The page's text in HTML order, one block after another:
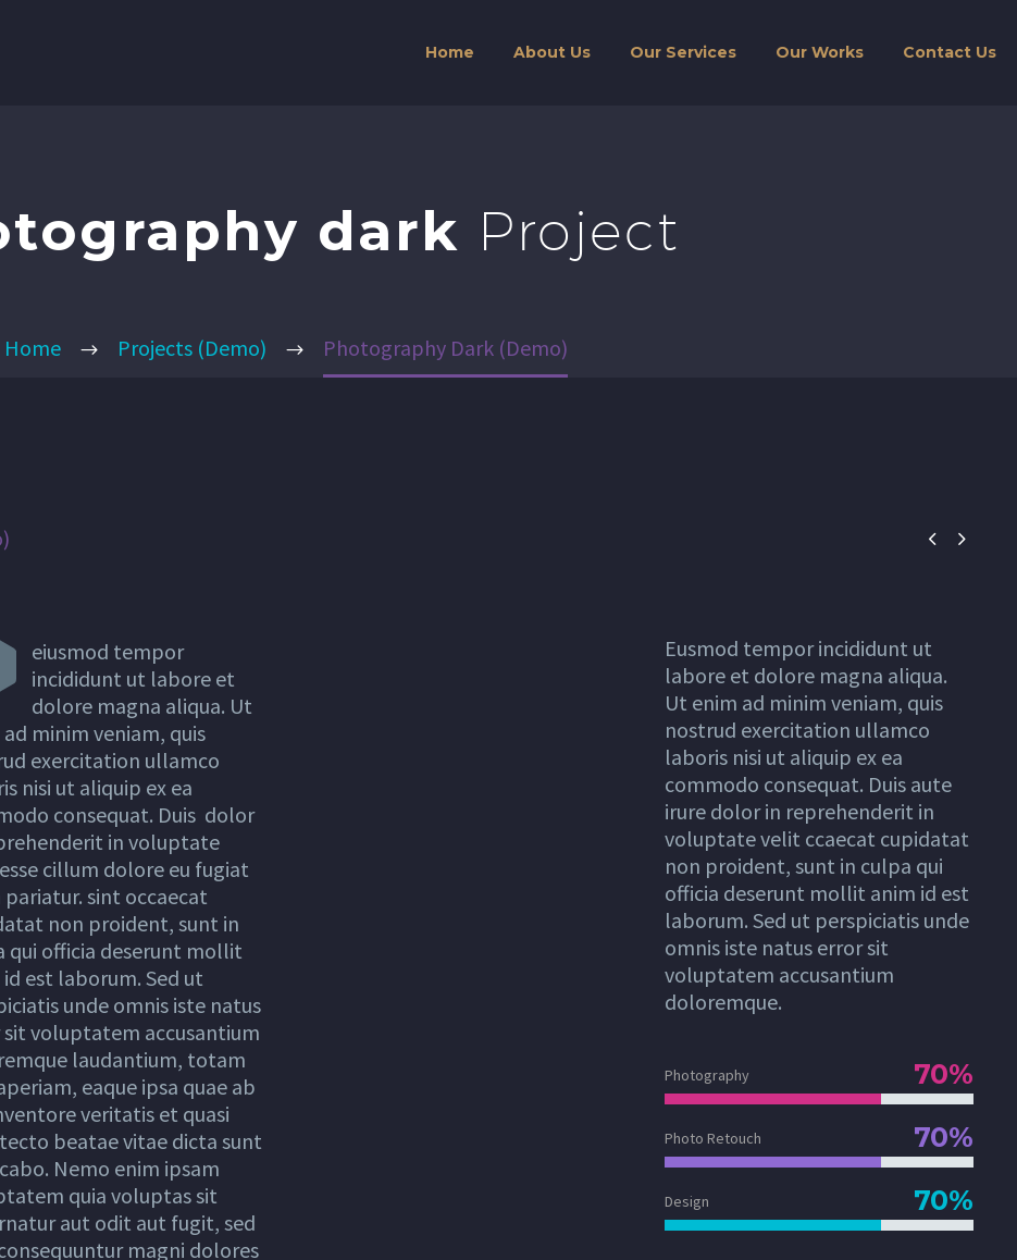
Home About Us Our Services Our Works Contact Us
dark Project
Home Projects (Demo) Photography Dark (Demo)
 
eiusmod tempor
incididunt ut labore et
dolore magna aliqua. Ut
minim veniam, quis
exercitation ullamco
nisi ut aliquip ex ea
consequat. Duis dolor
in voluptate
cillum dolore eu fugiat
pariatur. sint occaecat
non proident, sunt in
qui officia deserunt mollit
est laborum. Sed ut
unde omnis iste natus
voluptatem accusantium
laudantium, totam
eaque ipsa quae ab
veritatis et quasi
beatae vitae dicta sunt
Nemo enim ipsam
quia voluptas sit
aut odit aut fugit, sed
magni dolores
Eusmod tempor incididunt ut
labore et dolore magna aliqua.
Ut enim ad minim veniam, quis
nostrud exercitation ullamco
laboris nisi ut aliquip ex ea
commodo consequat. Duis aute
irure dolor in reprehenderit in
voluptate velit ccaecat cupidatat
non proident, sunt in culpa qui
officia deserunt mollit anim id est
laborum. Sed ut perspiciatis unde
omnis iste natus error sit
voluptatem accusantium
doloremque.
Photography 70%
Photo Retouch 70%
Design 70%